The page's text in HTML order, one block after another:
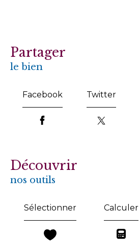
partager
le bien
Facebook Twitter
découvrir
nos outils
Sélectionner Calculer